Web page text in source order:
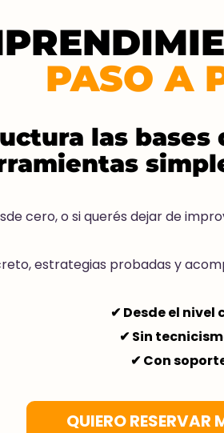
​PASO A
las
cero, o si querés dejar de
estrategias probadas y
✔ Desde el nivel
✔ Sin
✔ Con
QUIERO RESERVAR